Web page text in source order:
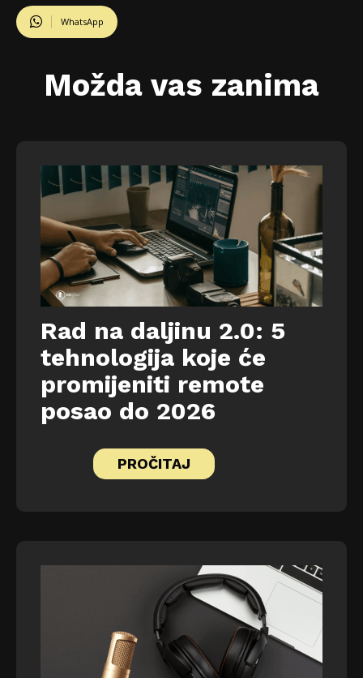
WhatsApp
Možda vas zanima
Rad na daljinu 2.0: 5
tehnologija koje će
promijeniti remote
posao do 2026
PROČITAJ